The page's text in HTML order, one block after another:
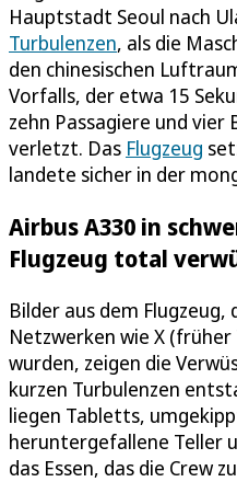
Hauptstadt Seoul nach
Turbulenzen, als die
den chinesischen
Vorfalls, der etwa 15
zehn Passagiere und
verletzt. Das Flugzeug
landete sicher in der
Airbus A330 in
Flugzeug total
Bilder aus dem Flugzeug,
Netzwerken wie X
wurden, zeigen die
kurzen Turbulenzen
liegen Tabletts,
heruntergefallene Teller
das Essen, das die Crew